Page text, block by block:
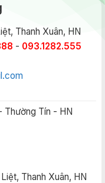
Thanh Xuân, HN
- 093.1282.555
Thường Tín - HN
Thanh Xuân, HN